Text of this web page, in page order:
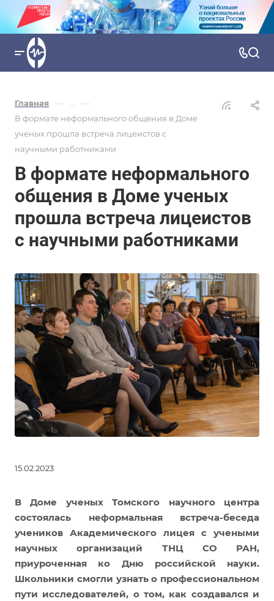
Главная — ... —
В формате неформального общения в Доме
ученых прошла встреча лицеистов с
научными работниками
В формате неформального
общения в Доме ученых
прошла встреча лицеистов
с научными работниками
15.02.2023
В Доме ученых Томского научного центра
состоялась неформальная встреча-беседа
учеников Академического лицея с учеными
научных организаций ТНЦ СО РАН,
приуроченная ко Дню российской науки.
Школьники смогли узнать о профессиональном
пути исследователей, о том, как создавался и